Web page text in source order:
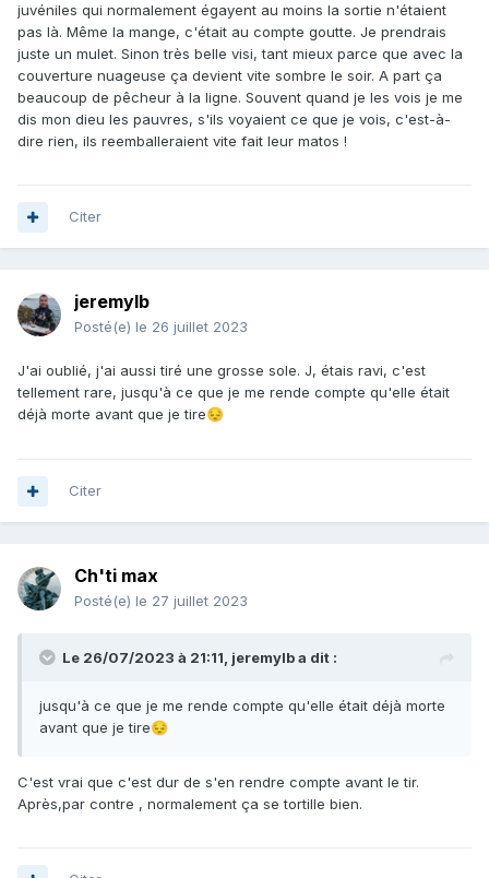
juvéniles qui normalement égayent au moins la sortie n'étaient
pas là. Même la mange, c'était au compte goutte. Je prendrais
juste un mulet. Sinon très belle visi, tant mieux parce que avec la
couverture nuageuse ça devient vite sombre le soir. A part ça
beaucoup de pêcheur à la ligne. Souvent quand je les vois je me
dis mon dieu les pauvres, s'ils voyaient ce que je vois, c'est-à-
dire rien, ils reemballeraient vite fait leur matos !
Citer
jeremylb
Posté(e) le 26 juillet 2023
J'ai oublié, j'ai aussi tiré une grosse sole. J, étais ravi, c'est
tellement rare, jusqu'à ce que je me rende compte qu'elle était
déjà morte avant que je tire😔
Citer
Ch'ti max
Posté(e) le 27 juillet 2023
Le 26/07/2023 à 21:11, jeremylba dit :
jusqu'à ce que je me rende compte qu'elle était déjà morte
avant que je tire😔
C'est vrai que c'est dur de s'en rendre compte avant le tir.
Après,par contre , normalement ça se tortille bien.